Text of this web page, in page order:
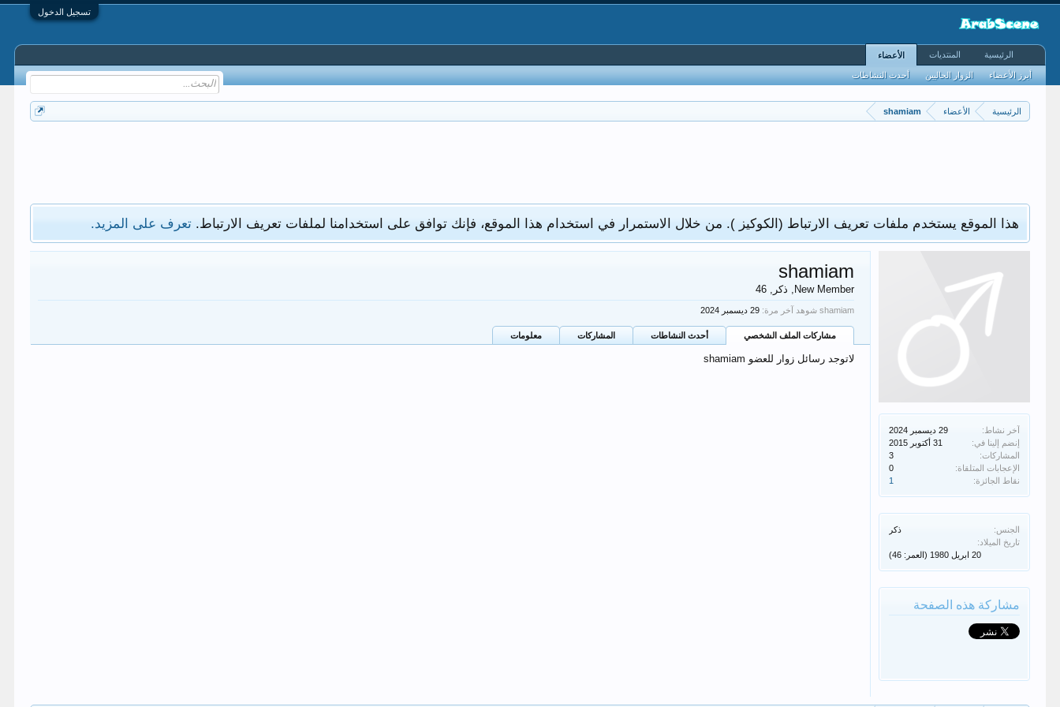
تسجيل الدخول
الرئيسية الأعضاء shamiam
هذا الموقع يستخدم ملفات تعريف الارتباط (الكوكيز ). من خلال الاستمرار في استخدام هذا الموقع، فإنك توافق على استخدامنا لملفات تعريف الارتباط.تعرف على المزيد.
آخر نشاط:
‏29 ديسمبر 2024
إنضم إلينا في:
المشاركات:
3
الإعجابات المتلقاة:
0
نقاط الجائزة:
1
الجنس:
ذكر
تاريخ الميلاد:
‏20 ابريل 1980
(العمر: 46)
مشاركة هذه الصفحة
shamiam
New Member , ذكر, 46
shamiam شوهد آخر مرة: ‏29 ديسمبر 2024
مشاركات الملف الشخصي أحدث النشاطات المشاركات معلومات
لاتوجد رسائل زوار للعضو shamiam
الرئيسية المنتديات الأعضاء
أبرز الأعضاء الزوار الحاليين أحدث النشاطات